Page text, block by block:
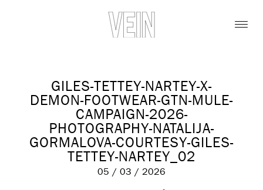
GILES-TETTEY-NARTEY-X-
DEMON-FOOTWEAR-GTN-MULE-
CAMPAIGN-2026-
PHOTOGRAPHY-NATALIJA-
GORMALOVA-COURTESY-GILES-
TETTEY-NARTEY_02
05 / 03 / 2026